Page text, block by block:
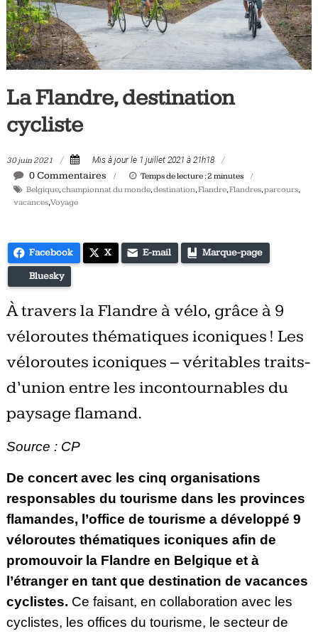
Tous
les
jours,
votre
vélo
triathlon
La Flandre, destination
cycliste
30 juin 2021 Mis à jour le 1 juillet 2021 à 21h18
0 Commentaires Temps de lecture :2 minutes
Belgique,championnat du monde,destination,Flandre,Flandres,parcours,
vacances,Voyage
Facebook X E-mail Marque-page
Bluesky
À travers la Flandre à vélo, grâce à 9
véloroutes thématiques iconiques ! Les
véloroutes iconiques – véritables traits-
d’union entre les incontournables du
paysage flamand.
Source : CP
De concert avec les cinq organisations
responsables du tourisme dans les provinces
flamandes, l’office de tourisme a développé 9
véloroutes thématiques iconiques afin de
promouvoir la Flandre en Belgique et à
l’étranger en tant que destination de vacances
cyclistes. Ce faisant, en collaboration avec les
cyclistes, les offices du tourisme, le secteur de